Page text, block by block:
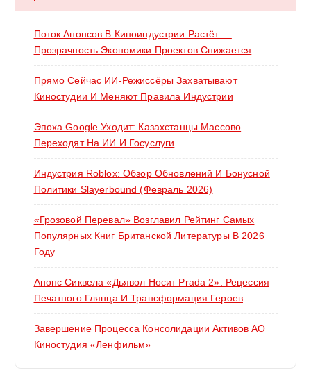
Поток Анонсов В Киноиндустрии Растёт —
Прозрачность Экономики Проектов Снижается
Прямо Сейчас ИИ-Режиссёры Захватывают
Киностудии И Меняют Правила Индустрии
Эпоха Google Уходит: Казахстанцы Массово
Переходят На ИИ И Госуслуги
Индустрия Roblox: Обзор Обновлений И Бонусной
Политики Slayerbound (февраль 2026)
«Грозовой Перевал» Возглавил Рейтинг Самых
Популярных Книг Британской Литературы В 2026
Году
Анонс Сиквела «Дьявол Носит Prada 2»: Рецессия
Печатного Глянца И Трансформация Героев
Завершение Процесса Консолидации Активов АО
Киностудия «Ленфильм»